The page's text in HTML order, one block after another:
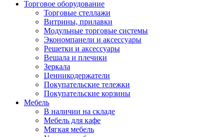
Торговое оборудование
Торговые стеллажи
Витрины, прилавки
Модульные торговые системы
Экономпанели и аксессуары
Решетки и аксессуары
Вешала и плечики
Зеркала
Ценникодержатели
Покупательские тележки
Покупательские корзины
Мебель
В наличии на складе
Мебель для кафе
Мягкая мебель